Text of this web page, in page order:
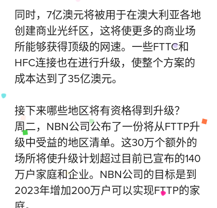
同时，7亿澳元将被用于在澳大利亚各地
创建商业光纤区，这将使更多的商业场
所能够获得顶级的网速。一些FTTC和
HFC连接也在进行升级，使整个方案的
成本达到了35亿澳元。
接下来哪些地区将有资格得到升级？
周二，NBN公司公布了一份将从FTTP升
级中受益的地区清单。这30万个额外的
场所将使升级计划超过目前已宣布的140
万户家庭和企业。NBN公司的目标是到
2023年增加200万户可以实现FTTP的家